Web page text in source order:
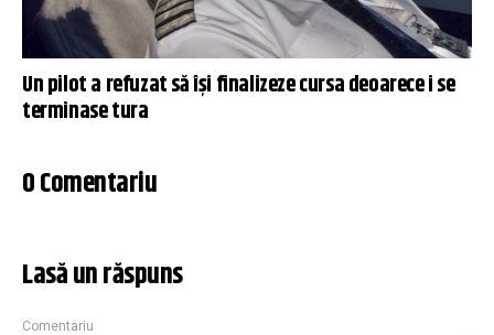
Un pilot a refuzat să își finalizeze cursa deoarece i se
terminase tura
0 Comentariu
Lasă un răspuns
Comentariu